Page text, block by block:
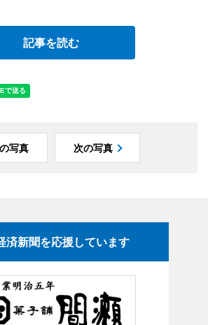
記事を読む
写真 次の写真
済新聞を応援しています